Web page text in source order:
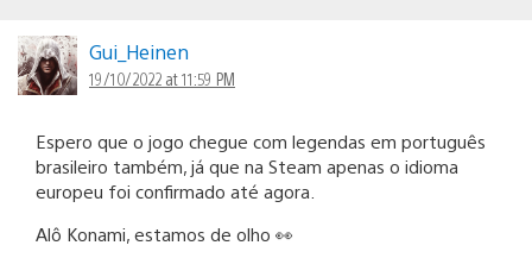
Gui_Heinen
19/10/2022 at 11:59 PM
Espero que o jogo chegue com legendas em português
brasileiro também, já que na Steam apenas o idioma
europeu foi confirmado até agora.
Alô Konami, estamos de olho 👀